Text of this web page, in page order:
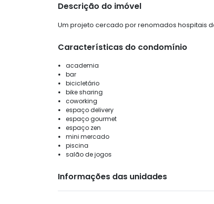
Descrição do imóvel
Um projeto cercado por renomados hospitais
Características do condomínio
academia
bar
bicicletário
bike sharing
coworking
espaço delivery
espaço gourmet
espaço zen
mini mercado
piscina
salão de jogos
Informações das unidades